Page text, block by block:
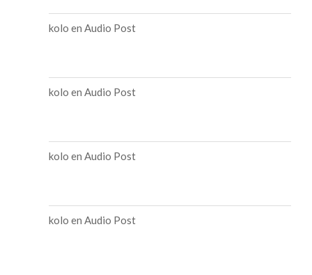
kolo en Audio Post
kolo en Audio Post
kolo en Audio Post
kolo en Audio Post